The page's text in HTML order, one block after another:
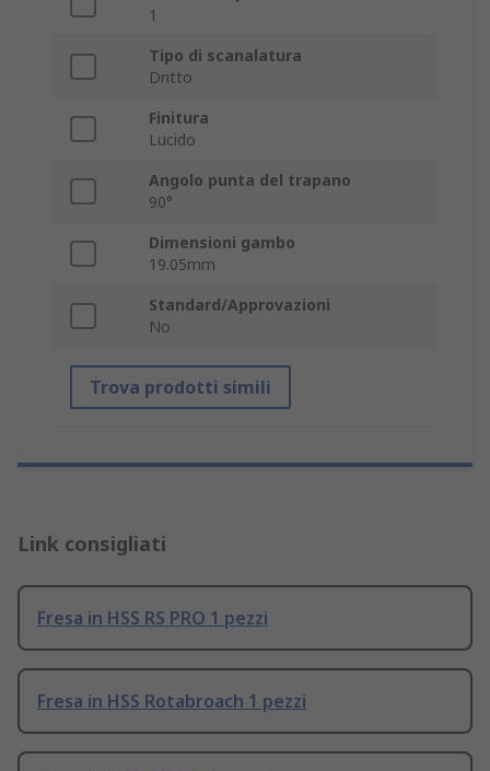
1
Tipo di scanalatura
Dritto
Finitura
Lucido
Angolo punta del trapano
90°
Dimensioni gambo
19.05mm
Standard/Approvazioni
No
Trova prodotti simili
Link consigliati
Fresa in HSS RS PRO 1 pezzi
Fresa in HSS Rotabroach 1 pezzi